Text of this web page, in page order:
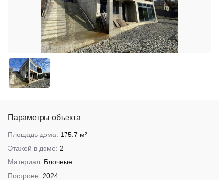
Параметры объекта
Площадь дома: 175.7 м²
Этажей в доме: 2
Материал: Блочные
Построен: 2024